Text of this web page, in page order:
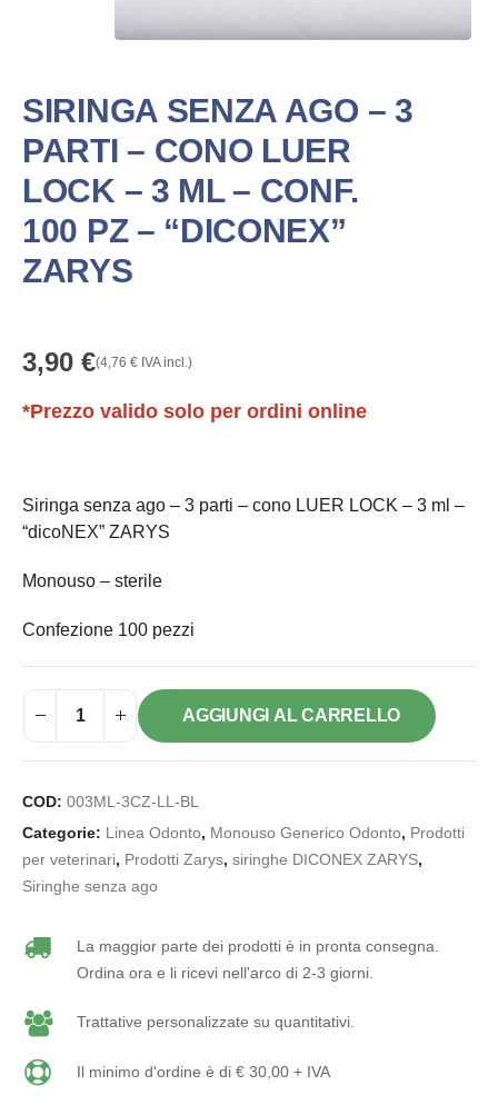
SIRINGA SENZA AGO – 3
PARTI – CONO LUER
LOCK – 3 ML – CONF.
100 PZ – “DICONEX”
ZARYS
3,90 €(4,76 € IVA incl.)
*Prezzo valido solo per ordini online
Siringa senza ago – 3 parti – cono LUER LOCK – 3 ml –
“dicoNEX” ZARYS
Monouso – sterile
Confezione 100 pezzi
AGGIUNGI AL CARRELLO
COD: 003ML-3CZ-LL-BL
Categorie:
Linea Odonto, Monouso Generico Odonto, Prodotti
per veterinari, Prodotti Zarys, siringhe DICONEX ZARYS,
Siringhe senza ago
La maggior parte dei prodotti è in pronta consegna.
Ordina ora e li ricevi nell'arco di 2-3 giorni.
Trattative personalizzate su quantitativi.
Il minimo d'ordine è di € 30,00 + IVA